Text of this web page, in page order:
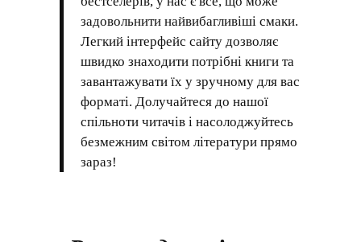
задовольнити найвибагливіші смаки.
Легкий інтерфейс сайту дозволяє
швидко знаходити потрібні книги та
завантажувати їх у зручному для вас
форматі. Долучайтеся до нашої
спільноти читачів і насолоджуйтесь
безмежним світом літератури прямо
зараз!